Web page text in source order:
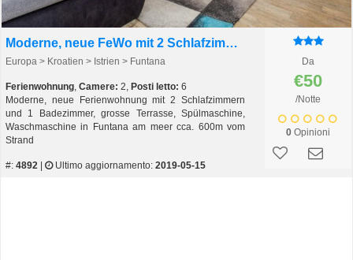
Moderne, neue FeWo mit 2 Schlafzimmern in Funtana am Meer
Europa > Kroatien > Istrien > Funtana
Ferienwohnung, Camere: 2, Posti letto: 6
Moderne, neue Ferienwohnung mit 2 Schlafzimmern
und 1 Badezimmer, grosse Terrasse, Spülmaschine,
Waschmaschine in Funtana am meer cca. 600m vom
Strand
#: 4892 Ultimo aggiornamento: 2019-05-15
Da
€50
/Notte
0 Opinioni